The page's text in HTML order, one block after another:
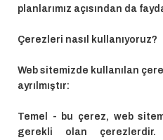
planlarımız açısından da
Çerezleri nasıl kullanıyoruz?
Web sitemizde kullanılan
ayrılmıştır:
Temel - bu çerez, web
gerekli olan çerezlerdir.